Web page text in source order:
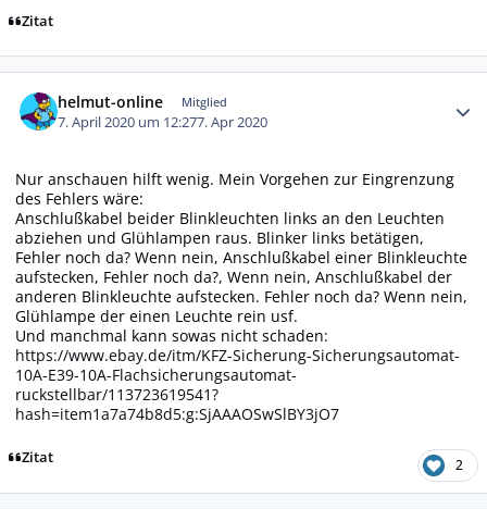
Zitat
helmut-online Mitglied
7. April 2020 um 12:277. Apr 2020
Nur anschauen hilft wenig. Mein Vorgehen zur Eingrenzung
des Fehlers wäre:
Anschlußkabel beider Blinkleuchten links an den Leuchten
abziehen und Glühlampen raus. Blinker links betätigen,
Fehler noch da? Wenn nein, Anschlußkabel einer Blinkleuchte
aufstecken, Fehler noch da?, Wenn nein, Anschlußkabel der
anderen Blinkleuchte aufstecken. Fehler noch da? Wenn nein,
Glühlampe der einen Leuchte rein usf.
Und manchmal kann sowas nicht schaden:
https://www.ebay.de/itm/KFZ-Sicherung-Sicherungsautomat-
10A-E39-10A-Flachsicherungsautomat-
ruckstellbar/113723619541?
hash=item1a7a74b8d5:g:SjAAAOSwSlBY3jO7
Zitat 2